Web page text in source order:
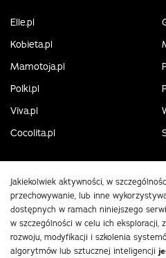
Elle.pl
Kobieta.pl
Mamotoja.pl
Polki.pl
Viva.pl
Cocolita.pl
Jakiekolwiek aktywności, w
przechowywanie, lub inne
dostępnych w ramach niniejszego
w szczególności w celu ich eksploracji,
rozwoju, modyfikacji i szkolenia
algorytmów lub sztucznej inteligencji